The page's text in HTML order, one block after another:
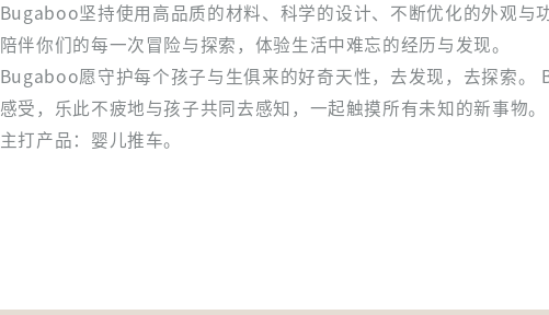
Bugaboo坚持使用高品质的材料、科学的设计、不断优化的外观与
陪伴你们的每一次冒险与探索，体验生活中难忘的经历与发现。
Bugaboo愿守护每个孩子与生俱来的好奇天性，去发现，去探索
感受，乐此不疲地与孩子共同去感知，一起触摸所有未知的新事物。
主打产品：婴儿推车。